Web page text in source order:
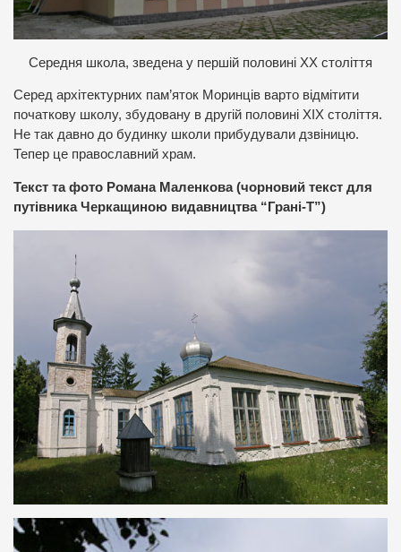
Середня школа, зведена у першій половині ХХ століття
Серед архітектурних пам’яток Моринців варто відмітити
початкову школу, збудовану в другій половині ХІХ століття.
Не так давно до будинку школи прибудували дзвіницю.
Тепер це православний храм.
Текст та фото Романа Маленкова (чорновий текст для
путівника Черкащиною видавництва “Грані-Т”)